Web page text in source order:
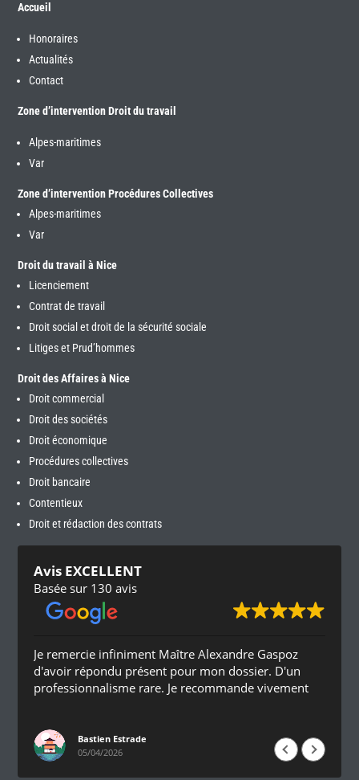
Accueil
Honoraires
Actualités
Contact
Zone d’intervention Droit du travail
Alpes-maritimes
Var
Zone d’intervention Procédures Collectives
Alpes-maritimes
Var
Droit du travail à Nice
Licenciement
Contrat de travail
Droit social et droit de la sécurité sociale
Litiges et Prud’hommes
Droit des Affaires à Nice
Droit commercial
Droit des sociétés
Droit économique
Procédures collectives
Droit bancaire
Contentieux
Droit et rédaction des contrats
Avis EXCELLENT
Basée sur 130 avis
Je remercie infiniment Maître Alexandre Gaspoz
d'avoir répondu présent pour mon dossier. D'un
professionnalisme rare. Je recommande vivement
Bastien Estrade
05/04/2026